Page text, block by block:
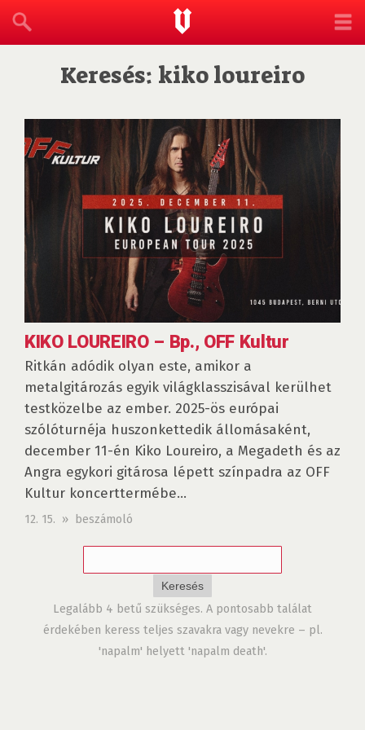
Keresés: kiko loureiro
KIKO LOUREIRO – Bp., OFF Kultur
Ritkán adódik olyan este, amikor a
metalgitározás egyik világklasszisával kerülhet
testközelbe az ember. 2025-ös európai
szólóturnéja huszonkettedik állomásaként,
december 11-én Kiko Loureiro, a Megadeth és az
Angra egykori gitárosa lépett színpadra az OFF
Kultur koncerttermébe...
12. 15. » beszámoló
Legalább 4 betű szükséges. A pontosabb találat
érdekében keress teljes szavakra vagy nevekre – pl.
'napalm' helyett 'napalm death'.